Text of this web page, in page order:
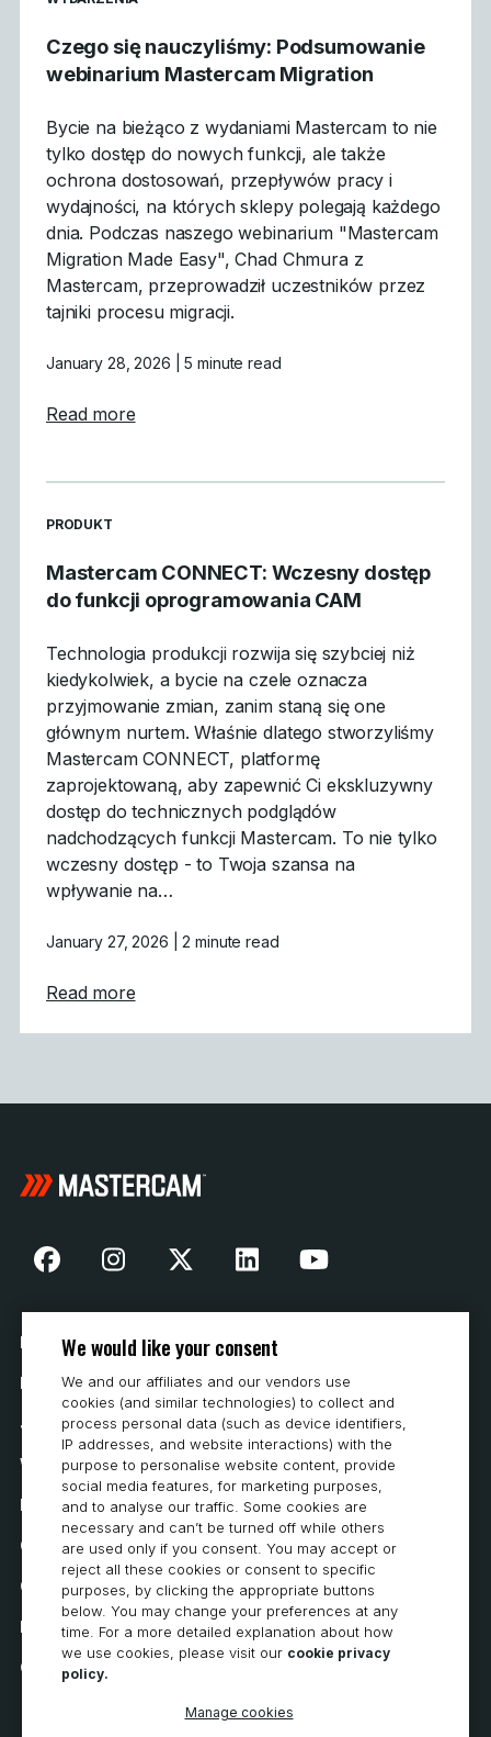
Czego się nauczyliśmy: Podsumowanie
webinarium Mastercam Migration
Bycie na bieżąco z wydaniami Mastercam to nie
tylko dostęp do nowych funkcji, ale także
ochrona dostosowań, przepływów pracy i
wydajności, na których sklepy polegają każdego
dnia. Podczas naszego webinarium "Mastercam
Migration Made Easy", Chad Chmura z
Mastercam, przeprowadził uczestników przez
tajniki procesu migracji.
January 28, 2026 | 5 minute read
Read moreabout Czego się nauczyliśmy:
READ MORE ARTICLES ABOUT
PRODUKT
Mastercam CONNECT: Wczesny dostęp
do funkcji oprogramowania CAM
Technologia produkcji rozwija się szybciej niż
kiedykolwiek, a bycie na czele oznacza
przyjmowanie zmian, zanim staną się one
głównym nurtem. Właśnie dlatego stworzyliśmy
Mastercam CONNECT, platformę
zaprojektowaną, aby zapewnić Ci ekskluzywny
dostęp do technicznych podglądów
nadchodzących funkcji Mastercam. To nie tylko
wczesny dostęp - to Twoja szansa na
wpływanie na…
January 27, 2026 | 2 minute read
Read moreabout Mastercam CONNECT: Wczesny
Nasza historia
Kontakt
Jak kupować
Wymagania systemowe
Prywatność
Oświadczenie o ochronie prywatności
Oświadczenie o dostępności
Polityka dotycząca plików cookie
Cookie Preferences
We would like your consent
We and our affiliates and our vendors use
cookies (and similar technologies) to collect and
process personal data (such as device identifiers,
IP addresses, and website interactions) with the
purpose to personalise website content, provide
social media features, for marketing purposes,
and to analyse our traffic. Some cookies are
necessary and can’t be turned off while others
are used only if you consent. You may accept or
reject all these cookies or consent to specific
purposes, by clicking the appropriate buttons
below. You may change your preferences at any
time. For a more detailed explanation about how
we use cookies, please visit our cookie privacy
policy.
Manage cookies